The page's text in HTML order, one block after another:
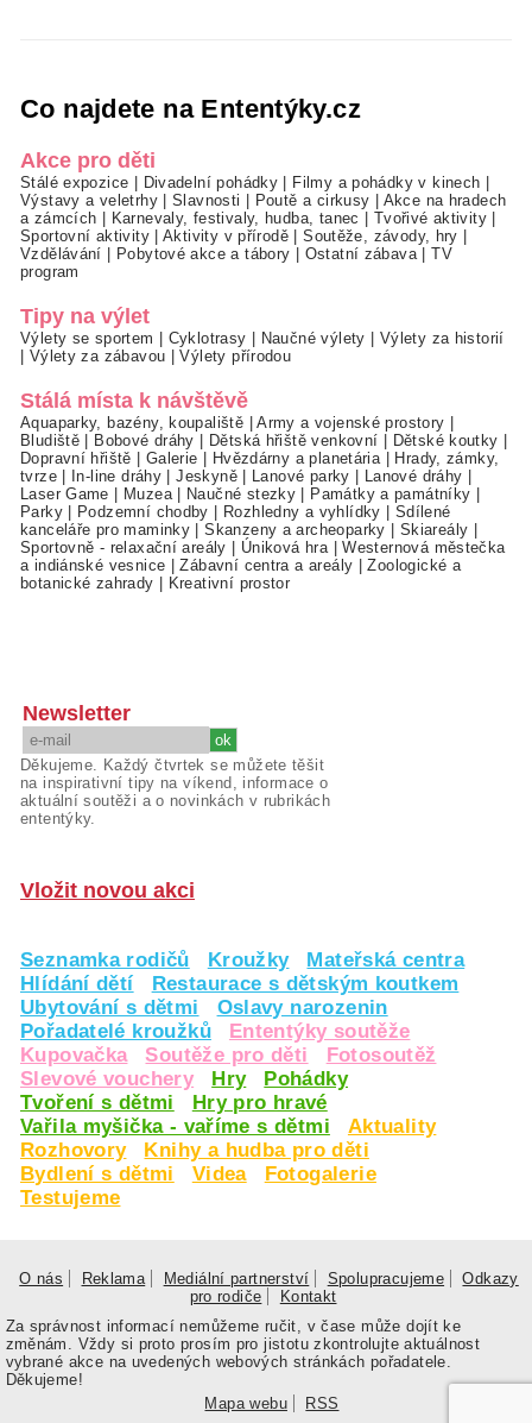
Co najdete na Ententýky.cz
Akce pro děti
Stálé expozice Divadelní pohádky Filmy a pohádky v kinech
Výstavy a veletrhy|Slavnosti Poutě a cirkusy
Akce na hradech
a zámcích
Karnevaly, festivaly, hudba, tanec Tvořivé aktivity
Sportovní aktivity|Aktivity v přírodě |Soutěže, závody, hry
Vzdělávání
Pobytové akce a tábory Ostatní zábava |TV
program
Tipy na výlet
Výlety se sportem Cyklotrasy Naučné výlety
Výlety za historií
Výlety za zábavou |Výlety přírodou
Stálá místa k návštěvě
Aquaparky, bazény, koupaliště |Army a vojenské prostory
Bludiště
Bobové dráhy Dětská hřiště venkovní Dětské koutky
Dopravní hřiště
Galerie Hvězdárny a planetária
Hrady, zámky,
tvrze| In-line dráhy |Jeskyně| Lanové parky Lanové dráhy
Laser Game
Muzea| Naučné stezky Památky a památníky
Parky| Podzemní chodby Rozhledny a vyhlídky
Sdílené
kanceláře pro maminky |Skanzeny a archeoparky Skiareály
Sportovně - relaxační areály
Úniková hra |Westernová městečka
a indiánské vesnice |Zábavní centra a areály |Zoologické a
botanické zahrady
Kreativní prostor
Newsletter
Děkujeme. Každý čtvrtek se můžete těšit
na inspirativní tipy na víkend, informace o
aktuální soutěži a o novinkách v rubrikách
ententýky.
Vložit novou akci
Seznamka rodičů Kroužky
Mateřská centra
Hlídání dětí
Restaurace s dětským koutkem
Ubytování s dětmi
Oslavy narozenin
Pořadatelé kroužků
Ententýky soutěže
Kupovačka
Soutěže pro děti
Fotosoutěž
Slevové vouchery
Hry
Pohádky
Tvoření s dětmi
Hry pro hravé
Vařila myšička - vaříme s dětmi
Aktuality
Rozhovory
Knihy a hudba pro děti
Bydlení s dětmi
Videa
Fotogalerie
Testujeme
O nás Reklama Mediální partnerství Spolupracujeme
Odkazy
pro rodiče
Kontakt
Za správnost informací nemůžeme ručit, v čase může dojít ke
změnám. Vždy si proto prosím pro jistotu zkontrolujte aktuálnost
vybrané akce na uvedených webových stránkách pořadatele.
Děkujeme!
Mapa webu
RSS